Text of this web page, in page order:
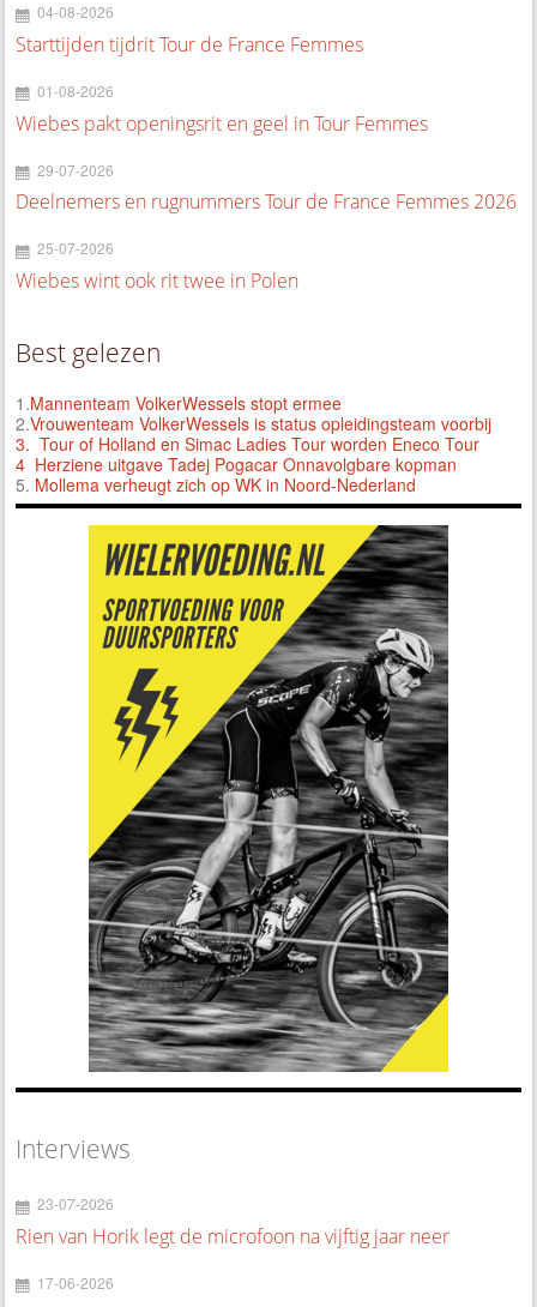
04-08-2026
Starttijden tijdrit Tour de France Femmes
01-08-2026
Wiebes pakt openingsrit en geel in Tour Femmes
29-07-2026
Deelnemers en rugnummers Tour de France Femmes 2026
25-07-2026
Wiebes wint ook rit twee in Polen
Best gelezen
1.Mannenteam VolkerWessels stopt ermee
2.Vrouwenteam VolkerWessels is status opleidingsteam voorbij
3. Tour of Holland en Simac Ladies Tour worden Eneco Tour
4 Herziene uitgave Tadej Pogacar Onnavolgbare kopman
5. Mollema verheugt zich op WK in Noord-Nederland
Interviews
23-07-2026
Rien van Horik legt de microfoon na vijftig jaar neer
17-06-2026